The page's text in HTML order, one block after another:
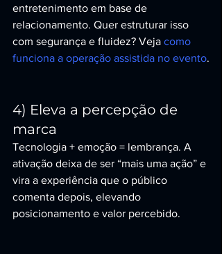
entretenimento em base de
relacionamento. Quer estruturar isso
com segurança e fluidez? Veja como
funciona a operação assistida no evento.
4) Eleva a percepção de
marca
Tecnologia + emoção = lembrança. A
ativação deixa de ser “mais uma ação” e
vira a experiência que o público
comenta depois, elevando
posicionamento e valor percebido.